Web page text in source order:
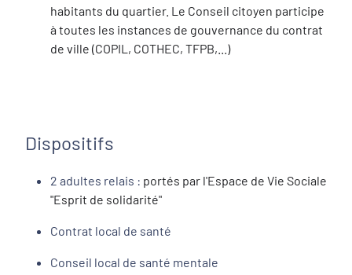
habitants du quartier. Le Conseil citoyen participe
à toutes les instances de gouvernance du contrat
de ville (COPIL, COTHEC, TFPB,...)
Dispositifs
2 adultes relais : portés par l'Espace de Vie Sociale
"Esprit de solidarité"
Contrat local de santé
Conseil local de santé mentale